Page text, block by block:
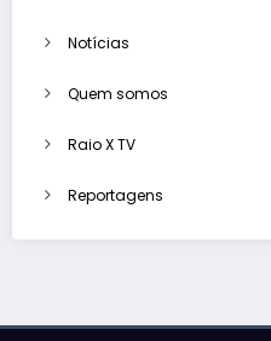
Notícias
Quem somos
Raio X TV
Reportagens